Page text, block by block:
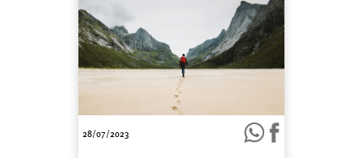
28/07/2023